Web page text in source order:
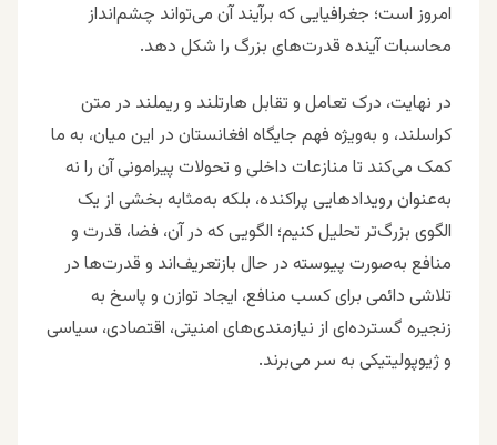
امروز است؛ جغرافیایی که برآیند آن می‌تواند چشم‌انداز
محاسبات آینده قدرت‌های بزرگ را شکل دهد.
در نهایت، درک تعامل و تقابل هارتلند و ریملند در متن
کراسلند، و به‌ویژه فهم جایگاه افغانستان در این میان، به ما
کمک می‌کند تا منازعات داخلی و تحولات پیرامونی آن را نه
به‌عنوان رویدادهایی پراکنده، بلکه به‌مثابه بخشی از یک
الگوی بزرگ‌تر تحلیل کنیم؛ الگویی که در آن، فضا، قدرت و
منافع به‌صورت پیوسته در حال بازتعریف‌اند و قدرت‌ها در
تلاشی دائمی برای کسب منافع، ایجاد توازن و پاسخ به
زنجیره گسترده‌ای از نیازمندی‌های امنیتی، اقتصادی، سیاسی
و ژیوپولیتیکی به سر می‌برند.